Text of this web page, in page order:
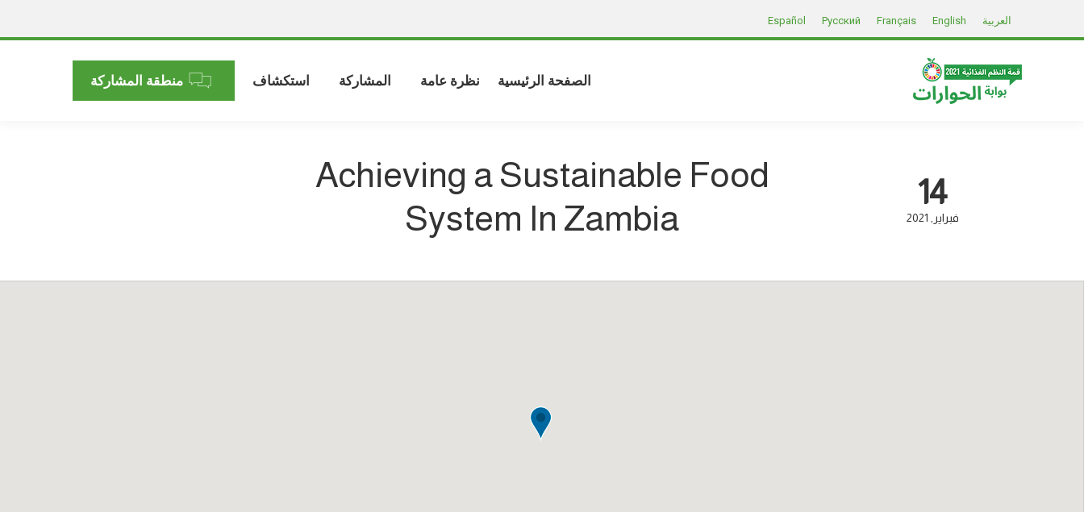
العربية English
Français
Русский
Español
الصفحة الرئيسية نظرة عامة المشاركة استكشاف منطقة المشاركة
14
فبراير 2021
Achieving a Sustainable Food
System In Zambia